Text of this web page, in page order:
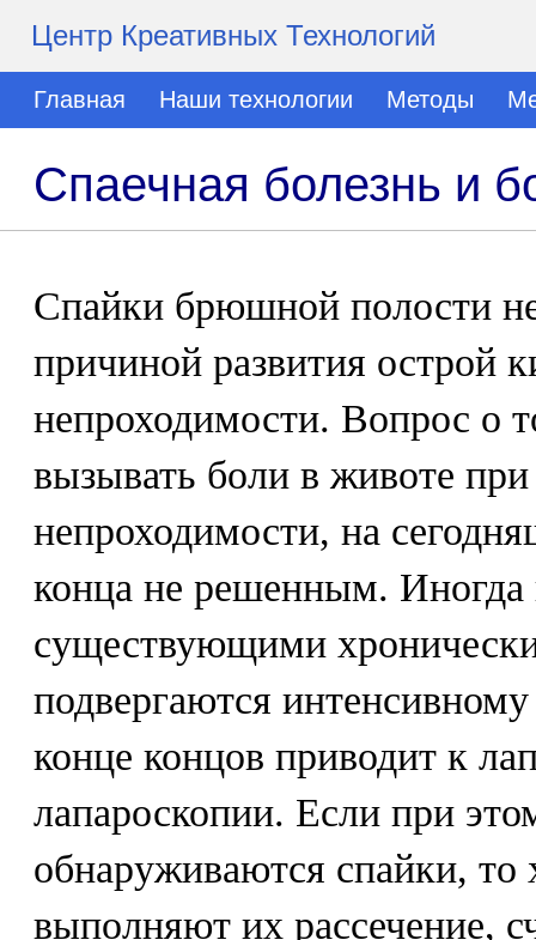
Центр Креативных Технологий
Главная Наши технологии Методы
Спаечная болезнь и
Спайки брюшной полости
причиной развития острой
непроходимости. Вопрос о
вызывать боли в животе
непроходимости, на
конца не решенным. Иногда
существующими
подвергаются
конце концов приводит к
лапароскопии. Если при
обнаруживаются спайки, то
выполняют их рассечение,